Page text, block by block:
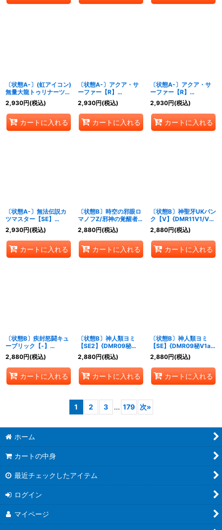
〔状態A-〕(虹アイコン)
無量大龍トゥリナーツァ
ッチ【SR】
{RP16S8/S11}《多》
2,930円(税込)
カートに入れる
〔状態A-〕アクア・サ
ーファー【R】
{P59/Y9}《水》
2,930円(税込)
カートに入れる
〔状態A-〕アクア・サ
ーファー【R】
{P60/Y9}《水》
2,930円(税込)
カートに入れる
〔状態A-〕無法伝説カ
ツマスター【SE】
{DMR11秘V2a/秘V2}
《火》
2,930円(税込)
カートに入れる
〔状態B〕時空の邪眼ロ
マノフZ/邪神の覚醒者ロ
マノフ・Z・ウィザード
【SR】
{DM38S2b/S5/S2a/S
5}《超次元》
2,880円(税込)
カートに入れる
〔状態B〕神聖牙UKパン
ク【V】{DMR11V1/V2}
《無》
2,880円(税込)
カートに入れる
〔状態B〕疾封怒闘キュ
ーブリック【-】
{P59/Y12}《多》
2,880円(税込)
カートに入れる
〔状態B〕神人類ヨミ
【SE2】{DMR09秘
V1b/秘V2}《無》
2,880円(税込)
カートに入れる
〔状態B〕神人類ヨミ
【SE】{DMR09秘V1a/
秘V2}《無》
2,880円(税込)
カートに入れる
1 2 3 ... 179 次»
ホーム
カートの中身
最近チェックしたアイテム
ログイン
マイページ